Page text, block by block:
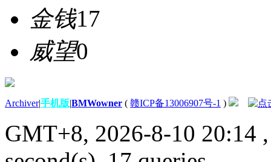
金钱17
威望0
Archiver|手机版|BMWowner ( 赣ICP备13006907号-1 )
GMT+8, 2026-8-10 20:14